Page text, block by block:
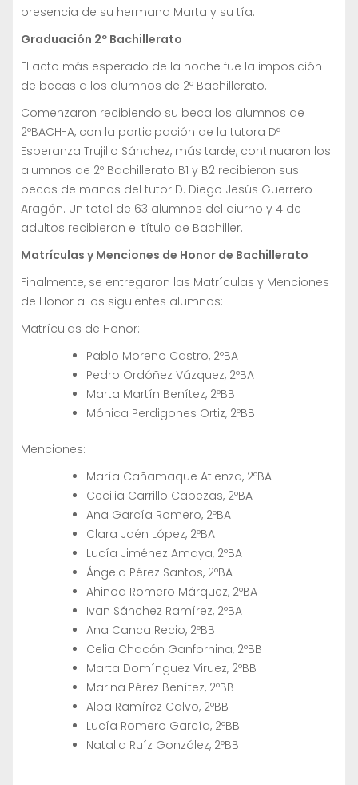
presencia de su hermana Marta y su tía.
Graduación 2º Bachillerato
El acto más esperado de la noche fue la imposición
de becas a los alumnos de 2º Bachillerato.
Comenzaron recibiendo su beca los alumnos de
2ºBACH-A, con la participación de la tutora Dª
Esperanza Trujillo Sánchez, más tarde, continuaron los
alumnos de 2º Bachillerato B1 y B2 recibieron sus
becas de manos del tutor D. Diego Jesús Guerrero
Aragón. Un total de 63 alumnos del diurno y 4 de
adultos recibieron el título de Bachiller.
Matrículas y Menciones de Honor de Bachillerato
Finalmente, se entregaron las Matrículas y Menciones
de Honor a los siguientes alumnos:
Matrículas de Honor:
Pablo Moreno Castro, 2ºBA
Pedro Ordóñez Vázquez, 2ºBA
Marta Martín Benítez, 2ºBB
Mónica Perdigones Ortiz, 2ºBB
Menciones:
María Cañamaque Atienza, 2ºBA
Cecilia Carrillo Cabezas, 2ºBA
Ana García Romero, 2ºBA
Clara Jaén López, 2ºBA
Lucía Jiménez Amaya, 2ºBA
Ángela Pérez Santos, 2ºBA
Ahinoa Romero Márquez, 2ºBA
Ivan Sánchez Ramírez, 2ºBA
Ana Canca Recio, 2ºBB
Celia Chacón Ganfornina, 2ºBB
Marta Domínguez Viruez, 2ºBB
Marina Pérez Benítez, 2ºBB
Alba Ramírez Calvo, 2ºBB
Lucía Romero García, 2ºBB
Natalia Ruíz González, 2ºBB